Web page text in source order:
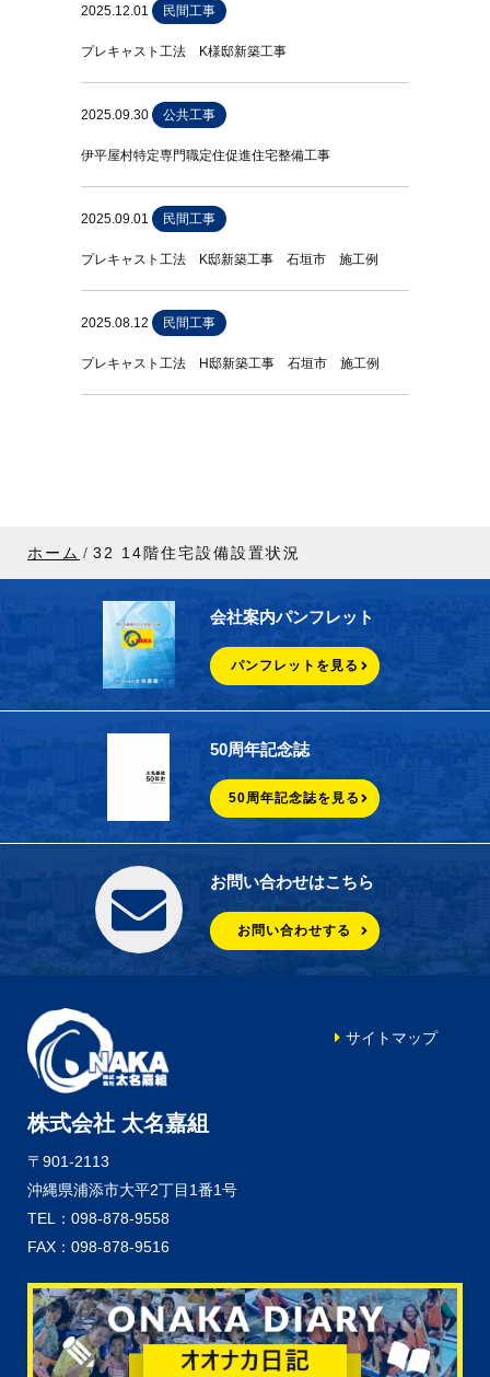
2025.12.01 民間工事
プレキャスト工法 K様邸新築工事
2025.09.30 公共工事
伊平屋村特定専門職定住促進住宅整備工事
2025.09.01 民間工事
プレキャスト工法 K邸新築工事 石垣市 施工例
2025.08.12 民間工事
プレキャスト工法 H邸新築工事 石垣市 施工例
ホーム 32 14階住宅設備設置状況
会社案内パンフレット
パンフレットを見る
50周年記念誌
50周年記念誌を見る
お問い合わせはこちら
お問い合わせする
株式会社 太名嘉組
〒901-2113
沖縄県浦添市大平2丁目1番1号
TEL：098-878-9558
FAX：098-878-9516
サイトマップ